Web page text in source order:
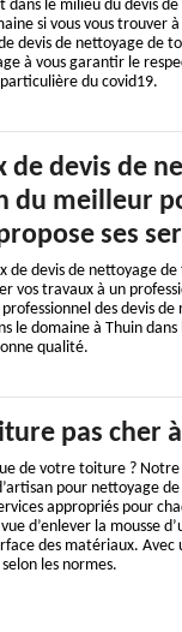
dans le milieu du devis
si vous vous trouver
devis de nettoyage de
à vous garantir le
du covid19.
de devis de
du meilleur
ses
de devis de nettoyage
vos travaux à un
des devis
le domaine à Thuin
qualité.
pas cher
de votre toiture ?
pour nettoyage
appropriés pour
d’enlever la mousse
des matériaux.
les normes.